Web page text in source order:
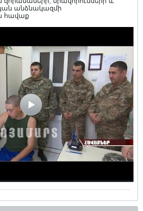
անձնակազմի
հավաք